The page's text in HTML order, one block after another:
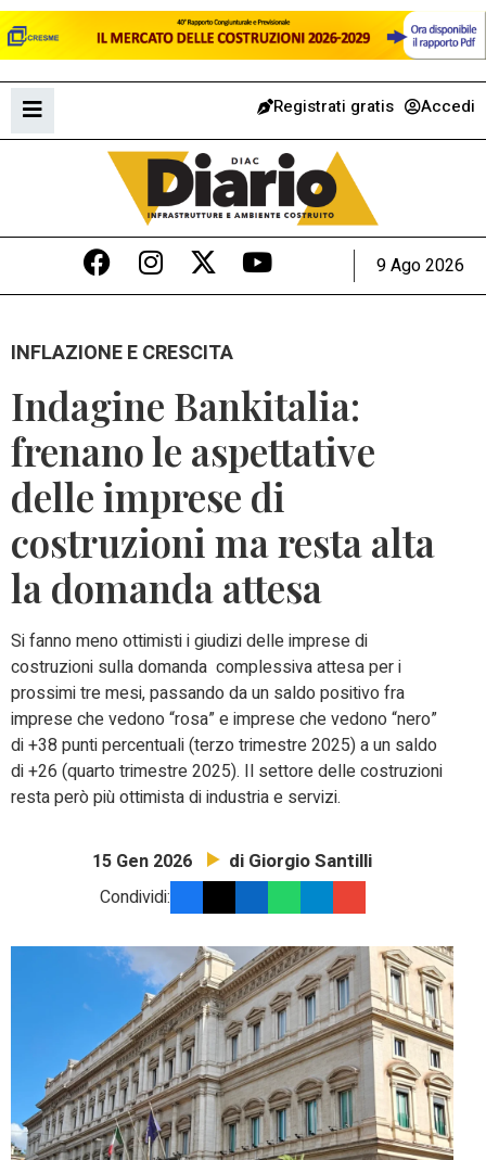
Registrati gratis Accedi
9 Ago 2026
INFLAZIONE E CRESCITA
Indagine Bankitalia:
frenano le aspettative
delle imprese di
costruzioni ma resta alta
la domanda attesa
Si fanno meno ottimisti i giudizi delle imprese di
costruzioni sulla domanda complessiva attesa per i
prossimi tre mesi, passando da un saldo positivo fra
imprese che vedono “rosa” e imprese che vedono “nero”
di +38 punti percentuali (terzo trimestre 2025) a un saldo
di +26 (quarto trimestre 2025). Il settore delle costruzioni
resta però più ottimista di industria e servizi.
15 Gen 2026 di Giorgio Santilli
Condividi: